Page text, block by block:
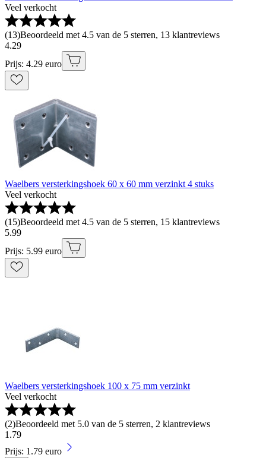
Veel verkocht
(13)Beoordeeld met 4.5 van de 5 sterren, 13 klantreviews
4.29
Prijs: 4.29 euro
Waelbers versterkingshoek 60 x 60 mm verzinkt 4 stuks
Veel verkocht
(15)Beoordeeld met 4.5 van de 5 sterren, 15 klantreviews
5.99
Prijs: 5.99 euro
Waelbers versterkingshoek 100 x 75 mm verzinkt
Veel verkocht
(2)Beoordeeld met 5.0 van de 5 sterren, 2 klantreviews
1 .79
Prijs: 1.79 euro